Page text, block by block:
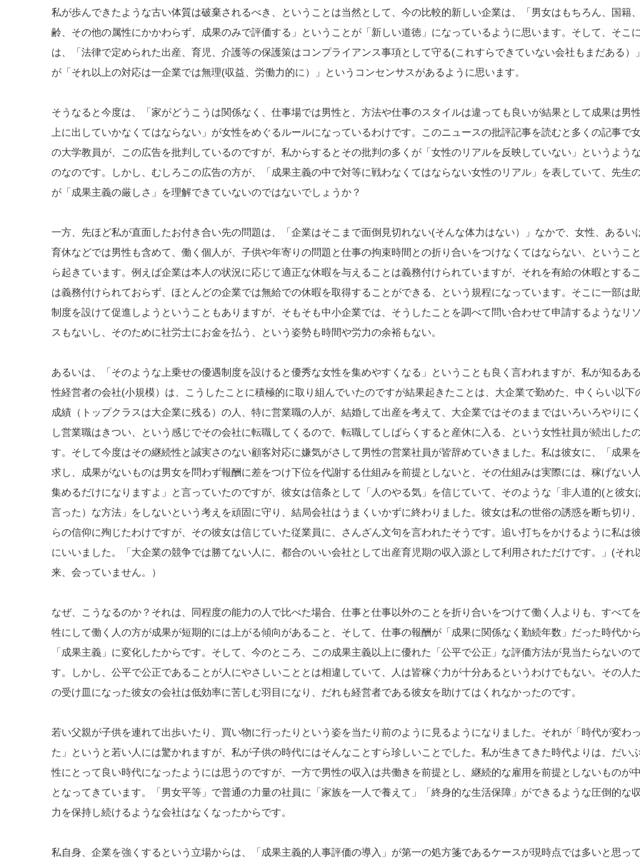
私が歩んできたような古い体質は破棄されるべき、ということは当然として、今の比較的新しい企業は、「男女はもちろん、国籍
齢、その他の属性にかかわらず、成果のみで評価する」ということが「新しい道徳」になっているように思います。そして、そこ
は、「法律で定められた出産、育児、介護等の保護策はコンプライアンス事項として守る(これすらできていない会社もまだある）
が「それ以上の対応は一企業では無理(収益、労働力的に）」というコンセンサスがあるように思います。
そうなると今度は、「家がどうこうは関係なく、仕事場では男性と、方法や仕事のスタイルは違っても良いが結果として成果は男
上に出していかなくてはならない」が女性をめぐるルールになっているわけです。このニュースの批評記事を読むと多くの記事で
の大学教員が、この広告を批判しているのですが、私からするとその批判の多くが「女性のリアルを反映していない」というよう
のなのです。しかし、むしろこの広告の方が、「成果主義の中で対等に戦わなくてはならない女性のリアル」を表していて、先生
が「成果主義の厳しさ」を理解できていないのではないでしょうか？
一方、先ほど私が直面したお付き合い先の問題は、「企業はそこまで面倒見切れない(そんな体力はない）」なかで、女性、あるい
育休などでは男性も含めて、働く個人が、子供や年寄りの問題と仕事の拘束時間との折り合いをつけなくてはならない、というこ
ら起きています。例えば企業は本人の状況に応じて適正な休暇を与えることは義務付けられていますが、それを有給の休暇とする
は義務付けられておらず、ほとんどの企業では無給での休暇を取得することができる、という規程になっています。そこに一部は
制度を設けて促進しようということもありますが、そもそも中小企業では、そうしたことを調べて問い合わせて申請するようなリ
スもないし、そのために社労士にお金を払う、という姿勢も時間や労力の余裕もない。
あるいは、「そのような上乗せの優遇制度を設けると優秀な女性を集めやすくなる」ということも良く言われますが、私が知るあ
性経営者の会社(小規模）は、こうしたことに積極的に取り組んでいたのですが結果起きたことは、大企業で勤めた、中くらい以下
成績（トップクラスは大企業に残る）の人、特に営業職の人が、結婚して出産を考えて、大企業ではそのままではいろいろやりに
し営業職はきつい、という感じでその会社に転職してくるので、転職してしばらくすると産休に入る、という女性社員が続出した
す。そして今度はその継続性と誠実さのない顧客対応に嫌気がさして男性の営業社員が皆辞めていきました。私は彼女に、「成果
求し、成果がないものは男女を問わず報酬に差をつけ下位を代謝する仕組みを前提としないと、その仕組みは実際には、稼げない
集めるだけになりますよ」と言っていたのですが、彼女は信条として「人のやる気」を信じていて、そのような「非人道的(と彼女
言った）な方法」をしないという考えを頑固に守り、結局会社はうまくいかずに終わりました。彼女は私の世俗の誘惑を断ち切り
らの信仰に殉じたわけですが、その彼女は信じていた従業員に、さんざん文句を言われたそうです。追い打ちをかけるように私は
にいいました。「大企業の競争では勝てない人に、都合のいい会社として出産育児期の収入源として利用されただけです。」(それ
来、会っていません。）
なぜ、こうなるのか？それは、同程度の能力の人で比べた場合、仕事と仕事以外のことを折り合いをつけて働く人よりも、すべて
牲にして働く人の方が成果が短期的には上がる傾向があること、そして、仕事の報酬が「成果に関係なく勤続年数」だった時代か
「成果主義」に変化したからです。そして、今のところ、この成果主義以上に優れた「公平で公正」な評価方法が見当たらないの
す。しかし、公平で公正であることが人にやさしいこととは相違していて、人は皆稼ぐ力が十分あるというわけでもない。その人
の受け皿になった彼女の会社は低効率に苦しむ羽目になり、だれも経営者である彼女を助けてはくれなかったのです。
若い父親が子供を連れて出歩いたり、買い物に行ったりという姿を当たり前のように見るようになりました。それが「時代が変わ
た」というと若い人には驚かれますが、私が子供の時代にはそんなことすら珍しいことでした。私が生きてきた時代よりは、だい
性にとって良い時代になったようには思うのですが、一方で男性の収入は共働きを前提とし、継続的な雇用を前提としないものが
となってきています。「男女平等」で普通の力量の社員に「家族を一人で養えて」「終身的な生活保障」ができるような圧倒的な
力を保持し続けるような会社はなくなったからです。
私自身、企業を強くするという立場からは、「成果主義的人事評価の導入」が第一の処方箋であるケースが現時点では多いと思っ